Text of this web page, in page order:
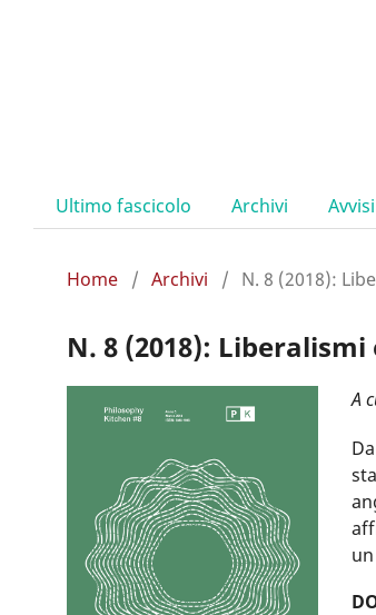
Ultimo fascicolo Archivi Avvisi
Home / Archivi / N. 8 (2018):
N. 8 (2018):
A